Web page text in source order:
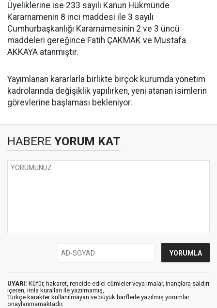
Üyeliklerine ise 233 sayılı Kanun Hükmünde
Kararnamenin 8 inci maddesi ile 3 sayılı
Cumhurbaşkanlığı Kararnamesinin 2 ve 3 üncü
maddeleri gereğince Fatih ÇAKMAK ve Mustafa
AKKAYA atanmıştır.
Yayımlanan kararlarla birlikte birçok kurumda yönetim
kadrolarında değişiklik yapılırken, yeni atanan isimlerin
görevlerine başlaması bekleniyor.
HABERE YORUM KAT
UYARI: Küfür, hakaret, rencide edici cümleler veya imalar, inançlara saldırı
içeren, imla kuralları ile yazılmamış,
Türkçe karakter kullanılmayan ve büyük harflerle yazılmış yorumlar
onaylanmamaktadır.